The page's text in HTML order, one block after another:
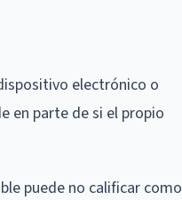
electrónico o
en parte de si el propio
puede no calificar como